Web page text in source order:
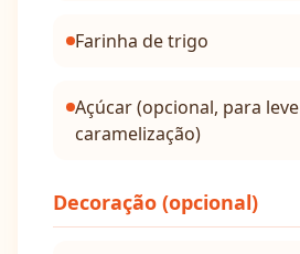
Farinha de trigo
Açúcar (opcional, para leve
caramelização)
Decoração (opcional)